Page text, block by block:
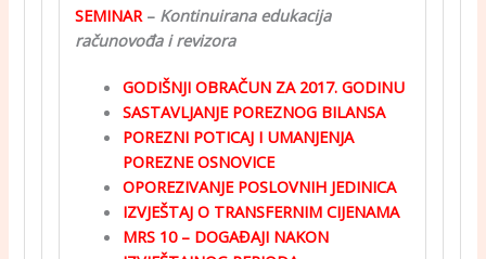
SEMINAR– Kontinuirana edukacija
računovođa i revizora
GODIŠNJI OBRAČUN ZA 2017. GODINU
SASTAVLJANJE POREZNOG BILANSA
POREZNI POTICAJ I UMANJENJA
POREZNE OSNOVICE
OPOREZIVANJE POSLOVNIH JEDINICA
IZVJEŠTAJ O TRANSFERNIM CIJENAMA
MRS 10 – DOGAĐAJI NAKON